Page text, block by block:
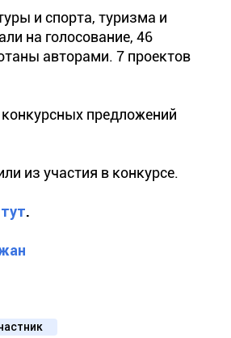
и спорта, туризма и
на голосование, 46
авторами. 7 проектов
предложений
из участия в конкурсе.
.